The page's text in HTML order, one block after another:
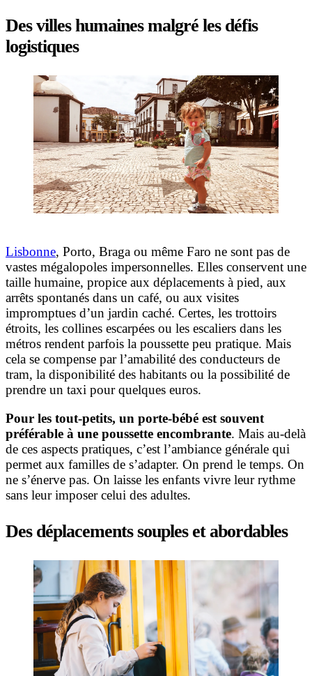
Des villes humaines malgré les défis
logistiques
Lisbonne, Porto, Braga ou même Faro ne sont pas de
vastes mégalopoles impersonnelles. Elles conservent une
taille humaine, propice aux déplacements à pied, aux
arrêts spontanés dans un café, ou aux visites
impromptues d’un jardin caché. Certes, les trottoirs
étroits, les collines escarpées ou les escaliers dans les
métros rendent parfois la poussette peu pratique. Mais
cela se compense par l’amabilité des conducteurs de
tram, la disponibilité des habitants ou la possibilité de
prendre un taxi pour quelques euros.
Pour les tout-petits, un porte-bébé est souvent
préférable à une poussette encombrante. Mais au-delà
de ces aspects pratiques, c’est l’ambiance générale qui
permet aux familles de s’adapter. On prend le temps. On
ne s’énerve pas. On laisse les enfants vivre leur rythme
sans leur imposer celui des adultes.
Des déplacements souples et abordables